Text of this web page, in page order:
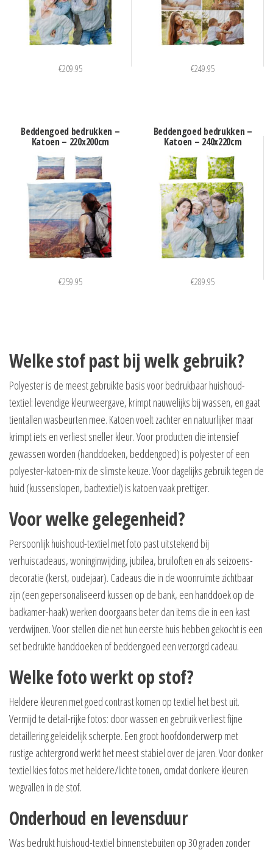
€209.95 €249.95
Beddengoed bedrukken –
Katoen – 220x200cm
€259.95
Beddengoed bedrukken –
Katoen – 240x220cm
€289.95
Welke stof past bij welk gebruik?
Polyester is de meest gebruikte basis voor bedrukbaar huishoud-
textiel: levendige kleurweergave, krimpt nauwelijks bij wassen, en gaat
tientallen wasbeurten mee. Katoen voelt zachter en natuurlijker maar
krimpt iets en verliest sneller kleur. Voor producten die intensief
gewassen worden (handdoeken, beddengoed) is polyester of een
polyester-katoen-mix de slimste keuze. Voor dagelijks gebruik tegen de
huid (kussenslopen, badtextiel) is katoen vaak prettiger.
Voor welke gelegenheid?
Persoonlijk huishoud-textiel met foto past uitstekend bij
verhuiscadeaus, woninginwijding, jubilea, bruiloften en als seizoens-
decoratie (kerst, oudejaar). Cadeaus die in de woonruimte zichtbaar
zijn (een gepersonaliseerd kussen op de bank, een handdoek op de
badkamer-haak) werken doorgaans beter dan items die in een kast
verdwijnen. Voor stellen die net hun eerste huis hebben gekocht is een
set bedrukte handdoeken of beddengoed een verzorgd cadeau.
Welke foto werkt op stof?
Heldere kleuren met goed contrast komen op textiel het best uit.
Vermijd te detail-rijke fotos: door wassen en gebruik verliest fijne
detaillering geleidelijk scherpte. Een groot hoofdonderwerp met
rustige achtergrond werkt het meest stabiel over de jaren. Voor donker
textiel kies fotos met heldere/lichte tonen, omdat donkere kleuren
wegvallen in de stof.
Onderhoud en levensduur
Was bedrukt huishoud-textiel binnenstebuiten op 30 graden zonder